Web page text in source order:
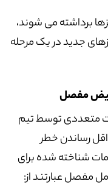
برداشته می شوند،
جدید در یک مرحله
مفصل
متعددی توسط تیم
رساندن خطر
شناخته شده برای
عبارتند از: